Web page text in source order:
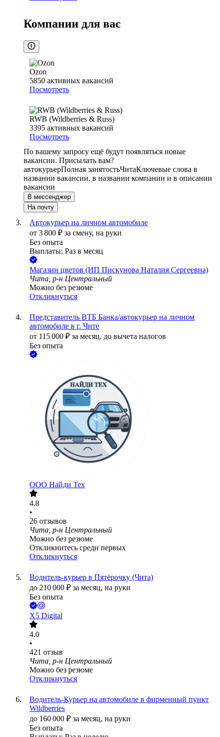
Компании для вас
Ozon
5850 активных вакансий
Посмотреть
RWB (Wildberries & Russ)
3395 активных вакансий
Посмотреть
По вашему запросу ещё будут появляться новые
вакансии. Присылать вам?
автокурьерПолная занятостьЧитаКлючевые слова в
названии вакансии, в названии компании и в описании
вакансии
В мессенджер
На почту
Автокурьер на личном автомобиле
от 3 800 ₽ за смену, на руки
Без опыта
Выплаты: Раз в месяц
Магазин цветов (ИП Пискунова Наталия Сергеевна)
Чита, р-н Центральный
Можно без резюме
Откликнуться
Представитель ВТБ Банка/автокурьер на личном
автомобиле в г. Чите
от 115 000 ₽ за месяц, до вычета налогов
Без опыта
ООО Найди Тех
4.8
•
26 отзывов
Чита, р-н Центральный
Можно без резюме
Откликнитесь среди первых
Откликнуться
Водитель-курьер в Пятёрочку (Чита)
до 210 000 ₽ за месяц, на руки
Без опыта
X5 Digital
4.0
•
421 отзыв
Чита, р-н Центральный
Можно без резюме
Откликнуться
Водитель-Курьер на автомобиле в фирменный пункт
Wildberries
до 160 000 ₽ за месяц, на руки
Без опыта